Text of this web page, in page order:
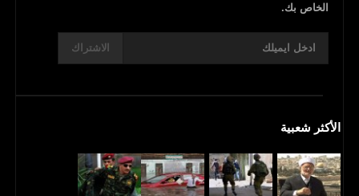
الخاص بك.
الاشتراك
الأكثر شعبية